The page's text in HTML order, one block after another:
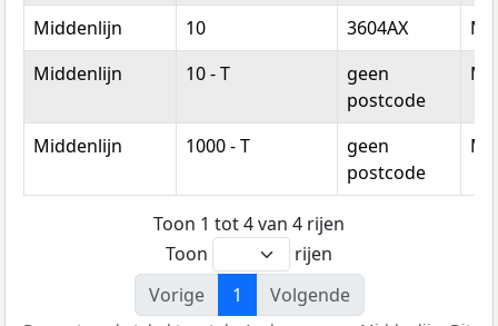
Middenlijn
10 3604AX
Middenlijn
10 - T
geen
postcode
Middenlijn 1000 - T
geen
postcode
Toon 1 tot 4 van 4 rijen
Toon
rijen
Vorige
1 Volgende